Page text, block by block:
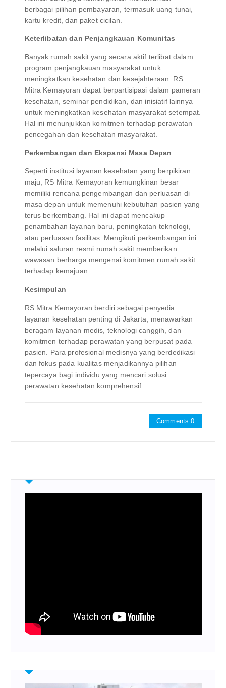
berbagai pilihan pembayaran, termasuk uang tunai,
kartu kredit, dan paket cicilan.
Keterlibatan dan Penjangkauan Komunitas
Banyak rumah sakit yang secara aktif terlibat dalam
program penjangkauan masyarakat untuk
meningkatkan kesehatan dan kesejahteraan. RS
Mitra Kemayoran dapat berpartisipasi dalam pameran
kesehatan, seminar pendidikan, dan inisiatif lainnya
untuk meningkatkan kesehatan masyarakat setempat.
Hal ini menunjukkan komitmen terhadap perawatan
pencegahan dan kesehatan masyarakat.
Perkembangan dan Ekspansi Masa Depan
Seperti institusi layanan kesehatan yang berpikiran
maju, RS Mitra Kemayoran kemungkinan besar
memiliki rencana pengembangan dan perluasan di
masa depan untuk memenuhi kebutuhan pasien yang
terus berkembang. Hal ini dapat mencakup
penambahan layanan baru, peningkatan teknologi,
atau perluasan fasilitas. Mengikuti perkembangan ini
melalui saluran resmi rumah sakit memberikan
wawasan berharga mengenai komitmen rumah sakit
terhadap kemajuan.
Kesimpulan
RS Mitra Kemayoran berdiri sebagai penyedia
layanan kesehatan penting di Jakarta, menawarkan
beragam layanan medis, teknologi canggih, dan
komitmen terhadap perawatan yang berpusat pada
pasien. Para profesional medisnya yang berdedikasi
dan fokus pada kualitas menjadikannya pilihan
tepercaya bagi individu yang mencari solusi
perawatan kesehatan komprehensif.
Comments 0